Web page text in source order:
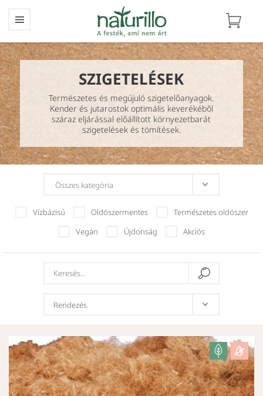
SZIGETELÉSEK
Természetes és megújuló szigetelőanyagok.
Kender és jutarostok optimális keverékéből
száraz eljárással előállított környezetbarát
szigetelések és tömítések.
Vízbázisú Oldószermentes
Természetes oldószer
Vegán
Újdonság Akciós